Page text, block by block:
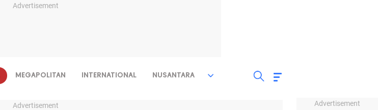
Advertisement
Advertisement
MEGAPOLITAN INTERNATIONAL NUSANTARA
Advertisement